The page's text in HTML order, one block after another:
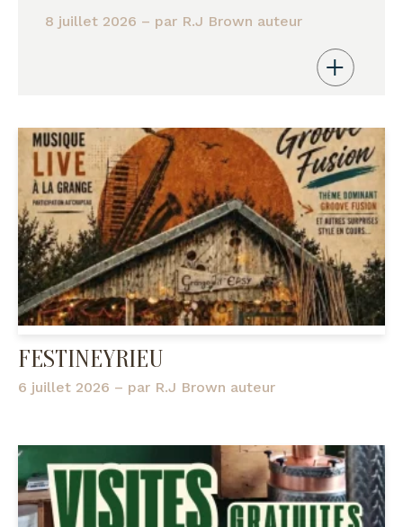
8 juillet 2026 – par R.J Brown auteur
FESTINEYRIEU
6 juillet 2026 – par R.J Brown auteur